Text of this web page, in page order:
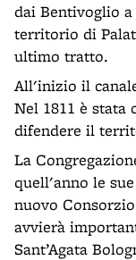
dai Bentivoglio
territorio di
ultimo tratto.
All'inizio il
Nel 1811 è stata
difendere il
La
quell'anno le
nuovo
avvierà
Sant’Agata